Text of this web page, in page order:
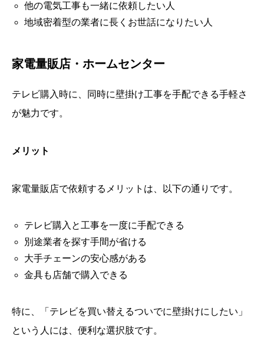
他の電気工事も一緒に依頼したい人
地域密着型の業者に長くお世話になりたい人
家電量販店・ホームセンター
テレビ購入時に、同時に壁掛け工事を手配できる手軽さ
が魅力です。
メリット
家電量販店で依頼するメリットは、以下の通りです。
テレビ購入と工事を一度に手配できる
別途業者を探す手間が省ける
大手チェーンの安心感がある
金具も店舗で購入できる
特に、「テレビを買い替えるついでに壁掛けにしたい」
という人には、便利な選択肢です。